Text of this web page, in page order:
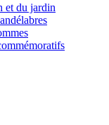
et du jardin